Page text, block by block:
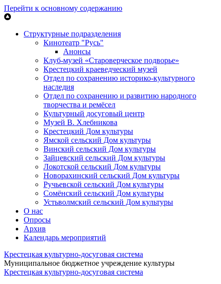
Перейти к основному содержанию
Структурные подразделения
Кинотеатр "Русь"
Анонсы
Клуб-музей «Староверческое подворье»
Крестецкий краеведческий музей
Отдел по сохранению историко-культурного
наследия
Отдел по сохранению и развитию народного
творчества и ремёсел
Культурный досуговый центр
Музей В. Хлебникова
Крестецкий Дом культуры
Ямской сельский Дом культуры
Винский сельский Дом культуры
Зайцевский сельский Дом культуры
Локотской сельский Дом культуры
Новорахинский сельский Дом культуры
Ручьевской сельский Дом культуры
Сомёнский сельский Дом культуры
Устьволмский сельский Дом культуры
О нас
Опросы
Архив
Календарь мероприятий
Крестецкая культурно-досуговая система
Муниципальное бюджетное учреждение культуры
Крестецкая культурно-досуговая система